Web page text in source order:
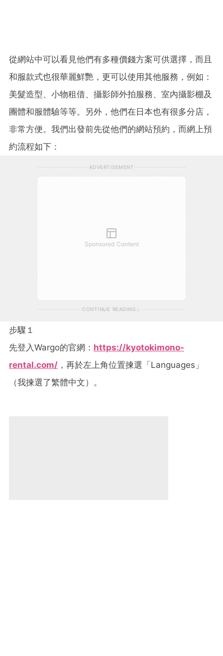
從網站中可以看見他們有多種價錢方案可供選擇，而且
和服款式也很華麗鮮艷，更可以使用其他服務，例如：
美髮造型、小物租借、攝影師外拍服務、室內攝影棚及
團體和服體驗等等。另外，他們在日本也有很多分店，
非常方便。我們出發前先從他們的網站預約，而網上預
約流程如下：
ADVERTISEMENT
Sponsored Content
CONTINUE READING
步驟１
先登入Wargo的官網： https://kyotokimono-
rental.com/ ，再於左上角位置揀選「Languages」
（我揀選了繁體中文）。